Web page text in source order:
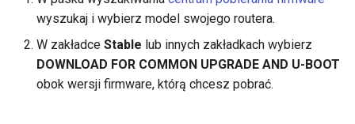
GL-AR300M (Shadow)
SIMPoYo 4G uFi
podczas resetowania
firmware'u
od dostawcow uslug
Zarezerwuj staly adres IP dla
klienta OpenVPN
wyszukaj i wybierz model swojego routera.
W zakładce Stable lub innych zakładkach wybierz
DOWNLOAD FOR COMMON UPGRADE AND U-BOOT
obok wersji firmware, którą chcesz pobrać.